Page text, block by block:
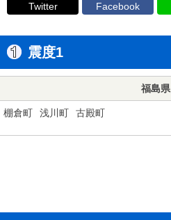
Twitter Facebook
震度1
福島県
棚倉町 浅川町 古殿町